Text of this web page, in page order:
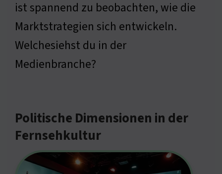
ist spannend zu beobachten, wie die
Marktstrategien sich entwickeln.
Welchesiehst du in der
Medienbranche?
Politische Dimensionen in der
Fernsehkultur